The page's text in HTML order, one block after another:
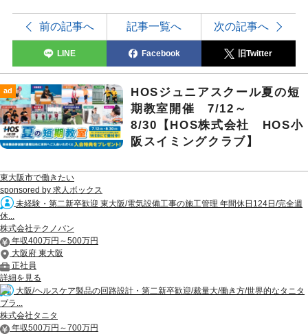
前の記事へ 記事一覧へ 次の記事へ
LINE Facebook 旧Twitter
ad
HOSジュニアスクール夏の短
期教室開催 7/12～
8/30【HOS株式会社 HOS小
阪スイミングクラブ】
東大阪市で働きたい
sponsored by 求人ボックス
未経験・第二新卒歓迎 東大阪/電気設備工事の施工管理 年間休日124日/完全週
休...
株式会社テクノバン
年収400万円～500万円
大阪府 東大阪
正社員
詳細を見る
大阪/ヘルスケア製品の回路設計・第二新卒歓迎/裁量大/働き方/世界的なタニタ
ブラ...
株式会社タニタ
年収500万円～700万円